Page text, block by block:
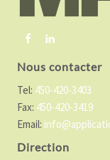
Nous contacter
Tel: 450-420-3403
Fax: 450-420-3419
Email:
Direction